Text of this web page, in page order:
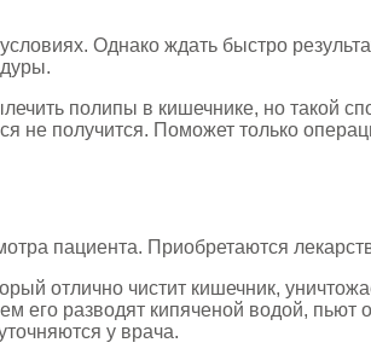
Однако ждать быстро
полипы в кишечнике, но такой
не получится. Поможет только
пациента. Приобретаются
отлично чистит кишечник,
его разводят кипяченой водой,
у врача.